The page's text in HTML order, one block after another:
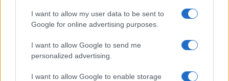
I want to allow my user data to be sent to
Google for online advertising purposes.
I want to allow Google to send me
personalized advertising.
I want to allow Google to enable storage
szavazás eredményére reagálva azt mondta,
az Iránnal szembeni fegyverembargó
meghosszabbításának elutasítása további
instabilitást fog okozni a Közel-Keleten.